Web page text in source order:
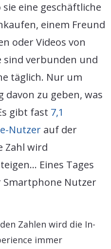
sie eine geschäftliche
einem Freund
oder Videos von
sind verbunden und
täglich. Nur um
davon zu geben, was
gibt fast 7,1
Nutzer auf der
Zahl wird
Eines Tages
Smartphone Nutzer
Zahlen wird die In-
immer